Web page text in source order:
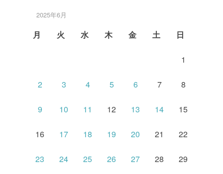
2025年6月
月 火 水 木 金 土 日
1
2 3 4 5 6 7 8
9 10 11 12 13 14 15
16 17 18 19 20 21 22
23 24 25 26 27 28 29